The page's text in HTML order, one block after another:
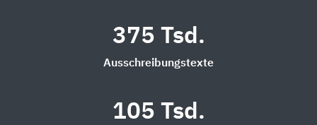
375 Tsd.
Ausschreibungstexte
105 Tsd.